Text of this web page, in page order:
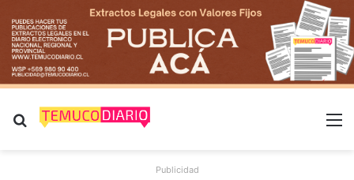
Buscar por
Publicidad